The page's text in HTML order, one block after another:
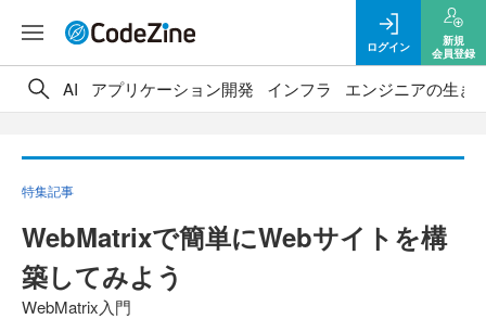
ログイン
新規
会員登録
AI アプリケーション開発 インフラ エンジニアの生き
特集記事
WebMatrixで簡単にWebサイトを構
築してみよう
WebMatrix入門